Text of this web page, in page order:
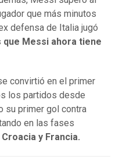
que más minutos
defensa de Italia jugó
que Messi ahora tiene
convirtió en el primer
los partidos desde
su primer gol contra
en las fases
y Francia.